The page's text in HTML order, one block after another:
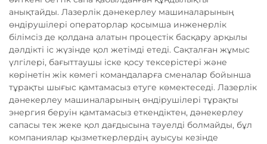
анықтайды. Лазерлік дәнекерлеу машиналарының
өндірушілері операторлар қосымша инженерлік
білімсіз де қолдана алатын процестік басқару арқылы
дәлдікті іс жүзінде қол жетімді етеді. Сақталған жұмыс
үлгілері, бағыттаушы іске қосу тексерістері және
көрінетін жік көмегі командаларға сменалар бойынша
тұрақты шығыс қамтамасыз етуге көмектеседі. Лазерлік
дәнекерлеу машиналарының өндірушілері тұрақты
энергия беруін қамтамасыз еткендіктен, дәнекерлеу
сапасы тек жеке қол дағдысына тәуелді болмайды, бұл
компаниялар қызметкерлердің ауысуы кезінде